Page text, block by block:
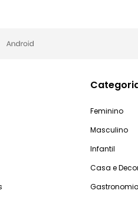
Feminino
Masculino
Infantil
Casa e
Gastronomia